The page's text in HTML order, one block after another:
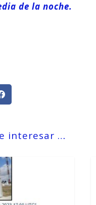
de la noche.
interesar …